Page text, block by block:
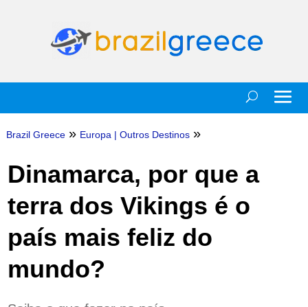
Brazil Greece » Europa | Outros Destinos »
Dinamarca, por que a
terra dos Vikings é o
país mais feliz do
mundo?